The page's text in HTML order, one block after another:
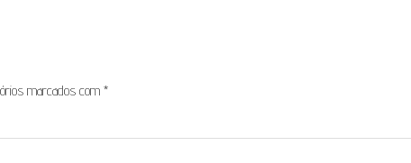
marcados com *